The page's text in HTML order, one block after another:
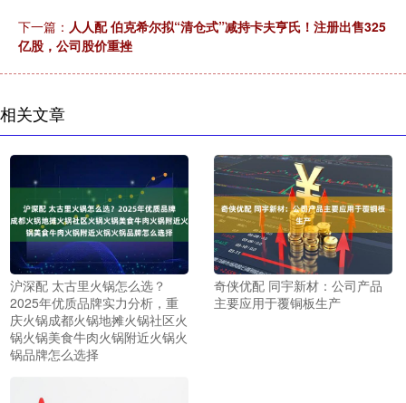
下一篇： 人人配 伯克希尔拟“清仓式”减持卡夫亨氏！注册出售325
亿股，公司股价重挫
相关文章
沪深配 太古里火锅怎么选？
2025年优质品牌实力分析，重
庆火锅成都火锅地摊火锅社区火
锅火锅美食牛肉火锅附近火锅火
锅品牌怎么选择
奇侠优配 同宇新材：公司产品
主要应用于覆铜板生产